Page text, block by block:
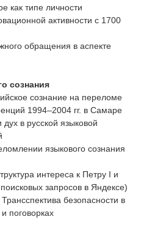
как типе личности
активности с 1700
обращения в аспекте
сознания
сознание на переломе
1994–2004 гг. в Самаре
в русской языковой
языкового сознания
интереса к Петру I и
запросов в Яндексе)
безопасности в
поговорках